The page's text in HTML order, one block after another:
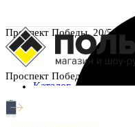
Проспект Победы, 20/5
Проспект Победы, 20/5
Каталог